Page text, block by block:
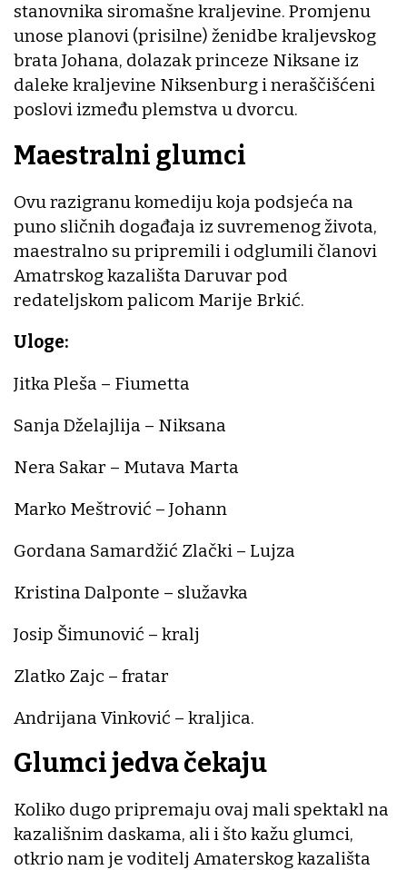
stanovnika siromašne kraljevine. Promjenu
unose planovi (prisilne) ženidbe kraljevskog
brata Johana, dolazak princeze Niksane iz
daleke kraljevine Niksenburg i neraščišćeni
poslovi između plemstva u dvorcu.
Maestralni glumci
Ovu razigranu komediju koja podsjeća na
puno sličnih događaja iz suvremenog života,
maestralno su pripremili i odglumili članovi
Amatrskog kazališta Daruvar pod
redateljskom palicom Marije Brkić.
Uloge:
Jitka Pleša – Fiumetta
Sanja Dželajlija – Niksana
Nera Sakar – Mutava Marta
Marko Meštrović – Johann
Gordana Samardžić Zlački – Lujza
Kristina Dalponte – služavka
Josip Šimunović – kralj
Zlatko Zajc – fratar
Andrijana Vinković – kraljica.
Glumci jedva čekaju
Koliko dugo pripremaju ovaj mali spektakl na
kazališnim daskama, ali i što kažu glumci,
otkrio nam je voditelj Amaterskog kazališta